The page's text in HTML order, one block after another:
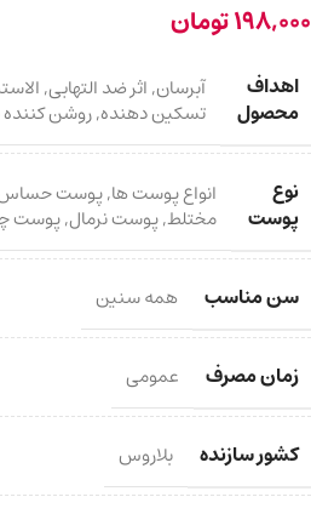
198,000تومان
اهداف
محصول
آبرسان,اثر ضد التهابی,
تسکین دهنده,روشن
نوع
پوست
انواع پوست ها,پوست
مختلط,پوست نرمال,پوست
سن مناسب همه سنین
زمان مصرف عمومی
کشور سازنده بلاروس